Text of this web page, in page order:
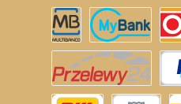
MultibancoMyBank
Przelewy24